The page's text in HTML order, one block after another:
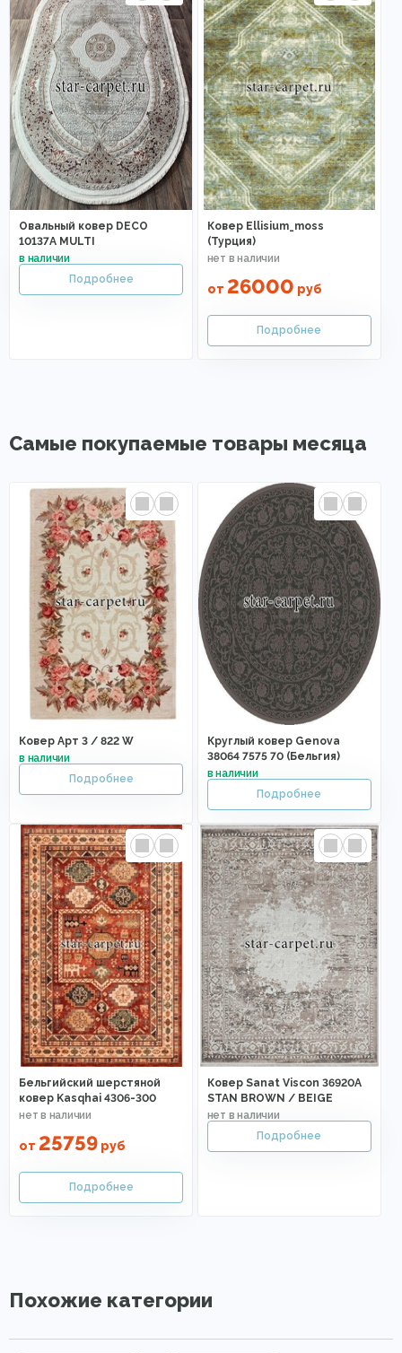
Овальный ковер DECO
10137A MULTI
Ковер Ellisium_moss
(Турция)
от 26000 руб
Самые покупаемые товары месяца
Ковер Арт 3 / 822 W
Круглый ковер Genova
38064 7575 70 (Бельгия)
Бельгийский шерстяной
ковер Kasqhai 4306-300
от 25759 руб
Ковер Sanat Viscon 36920A
STAN BROWN / BEIGE
Похожие категории